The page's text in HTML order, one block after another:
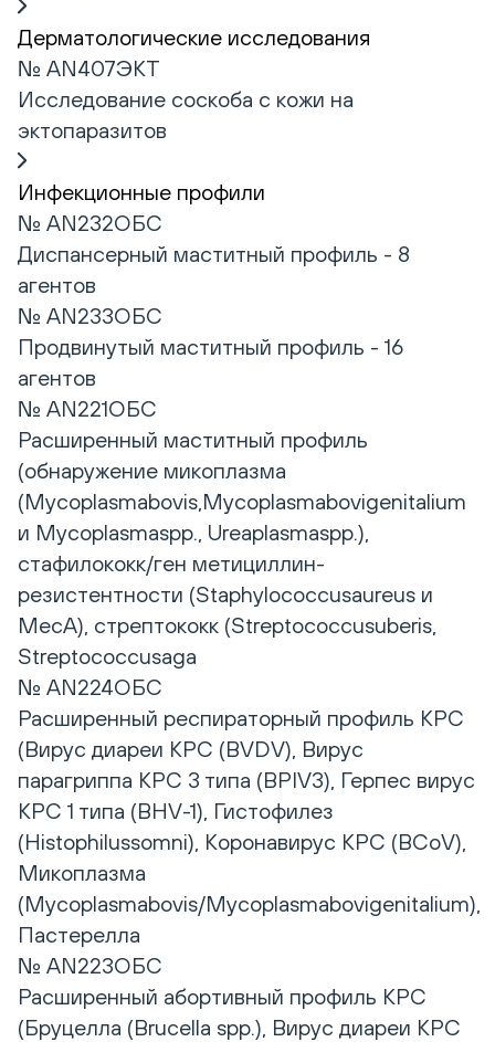
Дерматологические исследования
№ AN407ЭКТ
Исследование соскоба с кожи на
эктопаразитов
Инфекционные профили
№ AN232ОБС
Диспансерный маститный профиль - 8
агентов
№ AN233ОБС
Продвинутый маститный профиль - 16
агентов
№ AN221ОБС
Расширенный маститный профиль
(обнаружение микоплазма
(Mycoplasmabovis,Mycoplasmabovigenitalium
и Mycoplasmaspp., Ureaplasmaspp.),
стафилококк/ген метициллин-
резистентности (Staphylococcusaureus и
MecA), стрептококк (Streptococcusuberis,
Streptococcusaga
№ AN224ОБС
Расширенный респираторный профиль КРС
(Вирус диареи КРС (BVDV), Вирус
парагриппа КРС 3 типа (BPIV3), Герпес вирус
КРС 1 типа (BHV-1), Гистофилез
(Histophilussomni), Коронавирус КРС (BCoV),
Микоплазма
(Mycoplasmabovis/Mycoplasmabovigenitalium),
Пастерелла
№ AN223ОБС
Расширенный абортивный профиль КРС
(Бруцелла (Brucella spp.), Вирус диареи КРС